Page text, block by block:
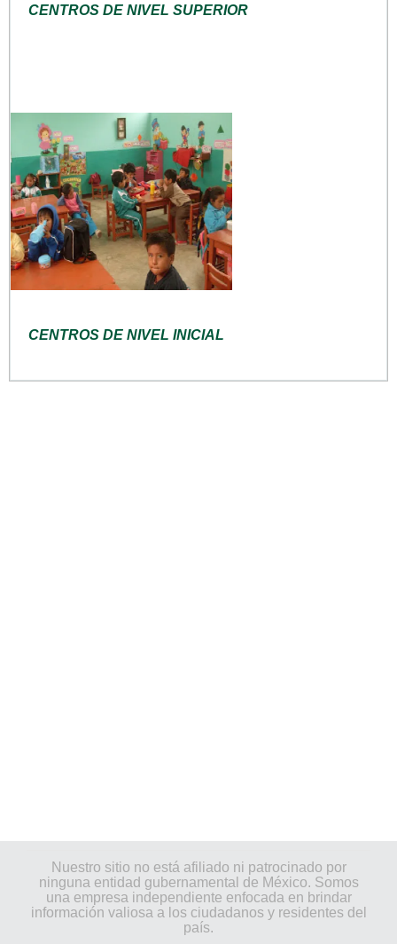
CENTROS DE NIVEL SUPERIOR
CENTROS DE NIVEL INICIAL
Nuestro sitio no está afiliado ni patrocinado por
ninguna entidad gubernamental de México. Somos
una empresa independiente enfocada en brindar
información valiosa a los ciudadanos y residentes del
país.